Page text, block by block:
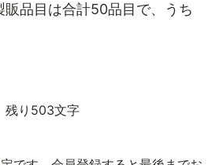
販品目は合計50品目で、うち
残り503文字